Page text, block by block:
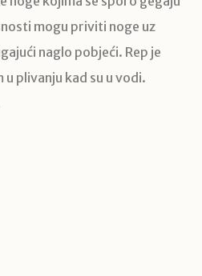
mogu priviti noge uz
naglo pobjeći. Rep je
plivanju kad su u vodi.